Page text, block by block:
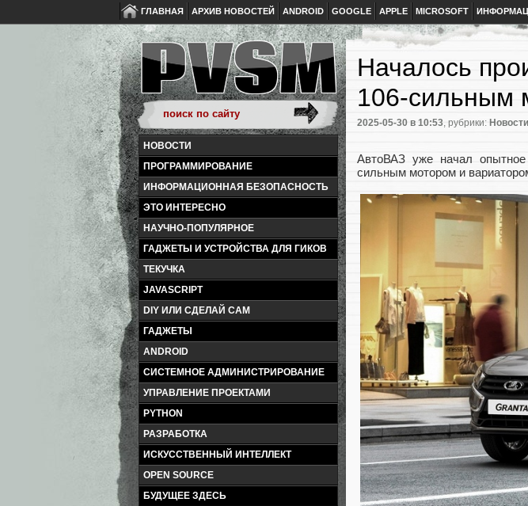
ГЛАВНАЯ АРХИВ НОВОСТЕЙ ANDROID GOOGLE APPLE MICROSOFT
НОВОСТИ
ПРОГРАММИРОВАНИЕ
ИНФОРМАЦИОННАЯ БЕЗОПАСНОСТЬ
ЭТО ИНТЕРЕСНО
НАУЧНО-ПОПУЛЯРНОЕ
ГАДЖЕТЫ И УСТРОЙСТВА ДЛЯ ГИКОВ
ТЕКУЧКА
JAVASCRIPT
DIY ИЛИ СДЕЛАЙ САМ
ГАДЖЕТЫ
ANDROID
СИСТЕМНОЕ АДМИНИСТРИРОВАНИЕ
УПРАВЛЕНИЕ ПРОЕКТАМИ
PYTHON
РАЗРАБОТКА
ИСКУССТВЕННЫЙ ИНТЕЛЛЕКТ
OPEN SOURCE
БУДУЩЕЕ ЗДЕСЬ
Началось
106-сильным
2025-05-30 в 10:53, рубрики: Новости
АвтоВАЗ уже начал опытное
сильным мотором и